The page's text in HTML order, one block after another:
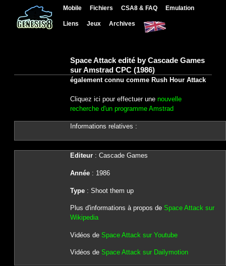
Mobile Fichiers CSA8 & FAQ Emulation
Liens Jeux Archives
Space Attack edité by Cascade Games
sur Amstrad CPC (1986)
également connu comme Rush Hour Attack
Cliquez ici pour effectuer une nouvelle
recherche d'un programme Amstrad
Informations relatives :
Editeur: Cascade Games
Année: 1986
Type: Shoot them up
Plus d'informations à propos de Space Attack sur
Wikipedia
Vidéos de Space Attack sur Youtube
Vidéos de Space Attack sur Dailymotion